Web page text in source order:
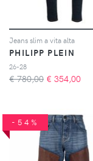
Jeans slim a vita alta
PHILIPP PLEIN
26-28
€ 780,00 € 354,00
-54%